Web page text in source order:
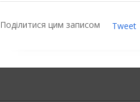
Поділитися цим записом Tweet